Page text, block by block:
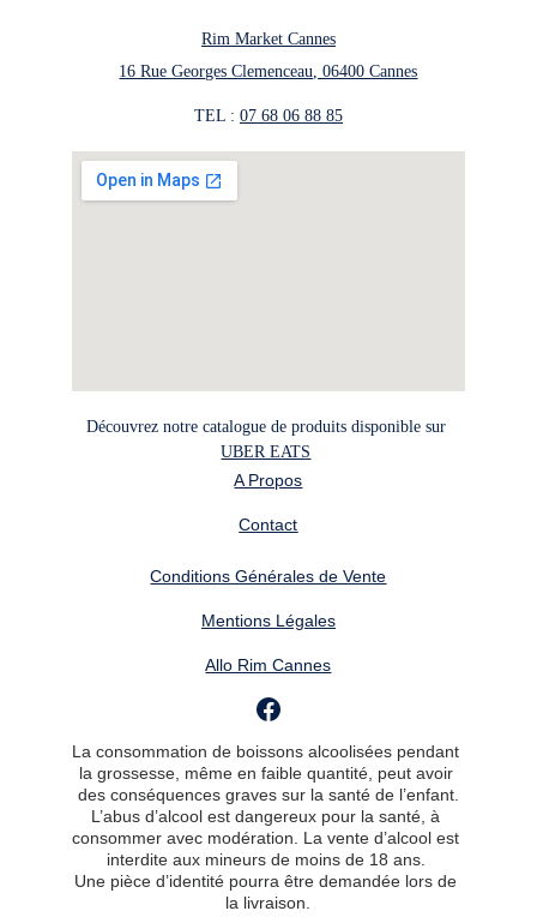
Contact
A Propos
La consommation de boissons alcoolisées pendant
la grossesse, même en faible quantité, peut avoir
des conséquences graves sur la santé de l’enfant.
L’abus d’alcool est dangereux pour la santé, à
consommer avec modération. La vente d’alcool est
interdite aux mineurs de moins de 18 ans.
Une pièce d’identité pourra être demandée lors de
la livraison.
Conditions Générales de Vente
Mentions Légales
Allo Rim Cannes
Découvrez notre catalogue de produits disponible sur
UBER EATS
Rim Market Cannes
16 Rue Georges Clemenceau, 06400 Cannes
TEL : 07 68 06 88 85